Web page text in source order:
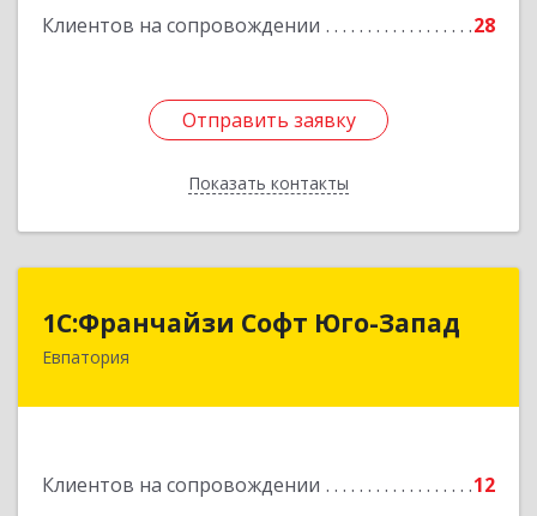
Клиентов на сопровождении 28
Отправить заявку
Показать контакты
Отправить заявку
Назад
1С:Франчайзи Софт Юго-Запад
Евпатория
Клиентов на сопровождении 12
1С:Франчайзи Софт Юго-Запад
297407, Крым Респ, Евпатория г, Победы пр-кт,